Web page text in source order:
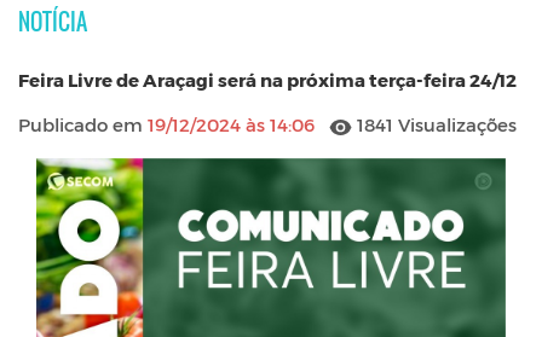
NOTÍCIA
Feira Livre de Araçagi será na próxima terça-feira 24/12
Publicado em 19/12/2024 às 14:06 1841 Visualizações